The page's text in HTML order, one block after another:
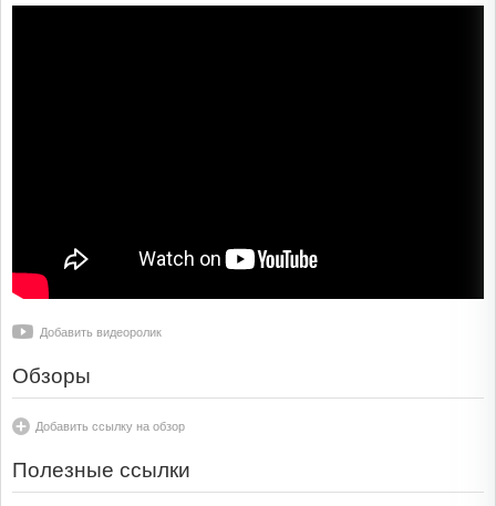
Добавить видеоролик
Обзоры
Добавить ссылку на обзор
Полезные ссылки